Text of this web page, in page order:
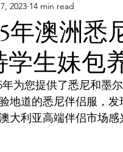
Tutorials
灵感库 教程
年澳洲
学生妹包
2023 14 min read
年为您提供了悉尼和墨
地道的悉尼伴侣服，